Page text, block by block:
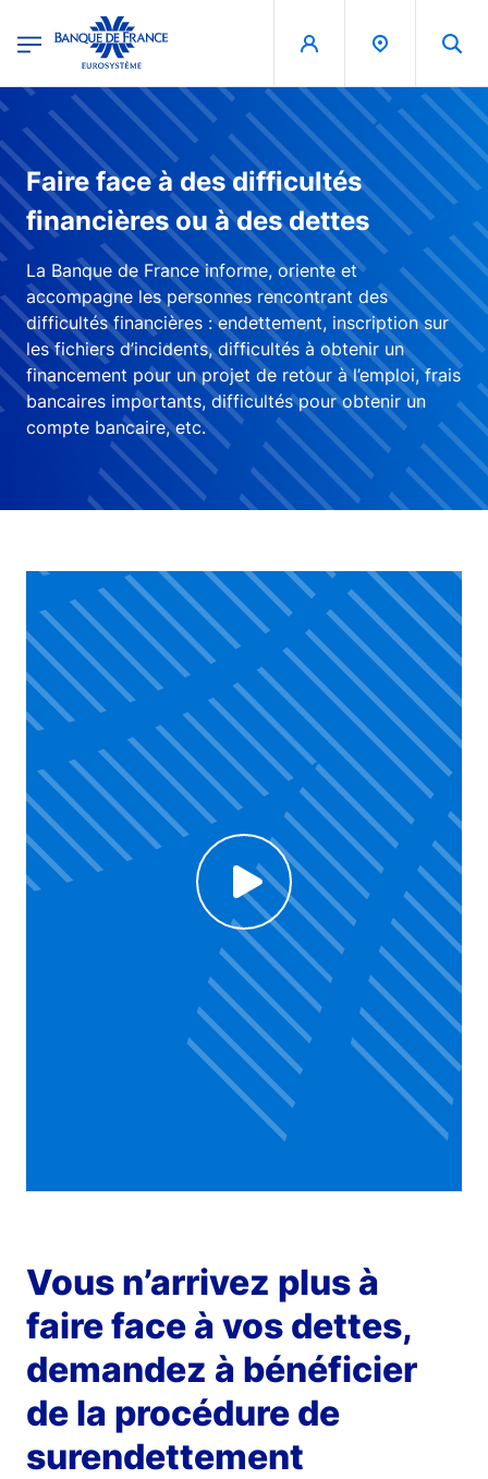
Banque de France - Menu Principal
Faire face à des difficultés
financières ou à des dettes
La Banque de France informe, oriente et
accompagne les personnes rencontrant des
difficultés financières : endettement, inscription sur
les fichiers d’incidents, difficultés à obtenir un
financement pour un projet de retour à l’emploi, frais
bancaires importants, difficultés pour obtenir un
compte bancaire, etc.
Voir la vidéo
Click to enable Youtube cookies and see content
Vous n’arrivez plus à
faire face à vos dettes,
demandez à bénéficier
de la procédure de
surendettement